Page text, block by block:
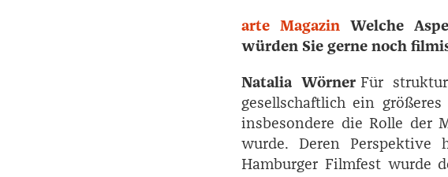
arte Magazin Welche
würden Sie gerne noch
Natalia Wörner Für
gesellschaftlich ein
insbesondere die Rolle der
wurde. Deren
Hamburger Filmfest wurde